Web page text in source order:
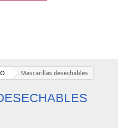
Mascarillas desechables